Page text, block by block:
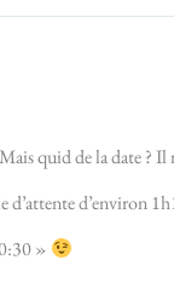
quid de la date ? Il
d’attente
»